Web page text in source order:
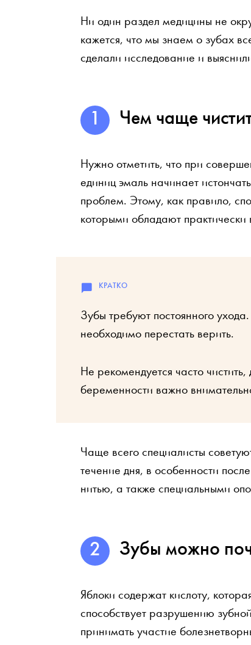
Ни один раздел медицины не
кажется, что мы знаем о зубах
сделали исследование и
Чем чаще
Нужно отметить, что при
единиц эмаль начинает
проблем. Этому, как правило,
которыми обладают практически
Зубы требуют постоянного
необходимо перестать верить.
Не рекомендуется часто
беременности важно
Чаще всего специалисты
течение дня, в особенности
нитью, а также специальными
Зубы можно
Яблоки содержат кислоту,
способствует разрушению
принимать участие